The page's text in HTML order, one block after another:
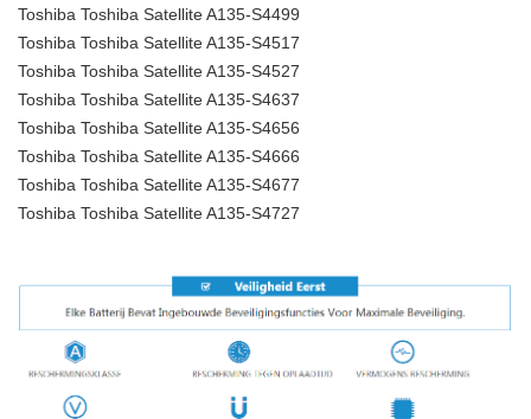
Toshiba Toshiba Satellite A135-S4499
Toshiba Toshiba Satellite A135-S4517
Toshiba Toshiba Satellite A135-S4527
Toshiba Toshiba Satellite A135-S4637
Toshiba Toshiba Satellite A135-S4656
Toshiba Toshiba Satellite A135-S4666
Toshiba Toshiba Satellite A135-S4677
Toshiba Toshiba Satellite A135-S4727